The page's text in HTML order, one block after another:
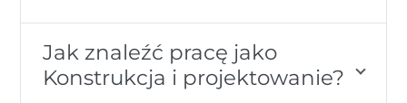
Jak znaleźć pracę jako
Konstrukcja i projektowanie?